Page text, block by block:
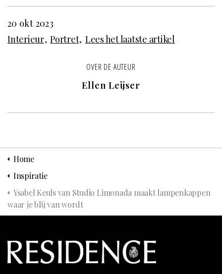
20 okt 2023
Interieur Portret Lees het laatste artikel
OVER DE AUTEUR
Ellen Leijser
Home
Inspiratie
Ysabel Keuls van Studio Limonada maakt lampenkappen
waar je blij van wordt